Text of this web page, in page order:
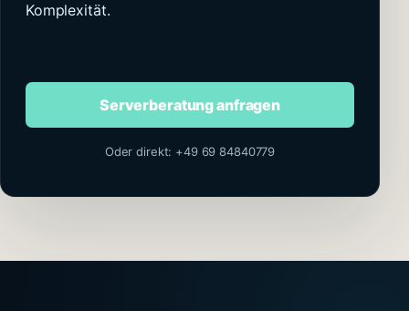
Komplexität.
Serverberatung anfragen
Oder direkt: +49 69 84840779